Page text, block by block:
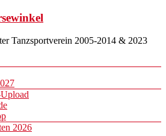
Tanzsportverein 2005-2014 & 2023
2026